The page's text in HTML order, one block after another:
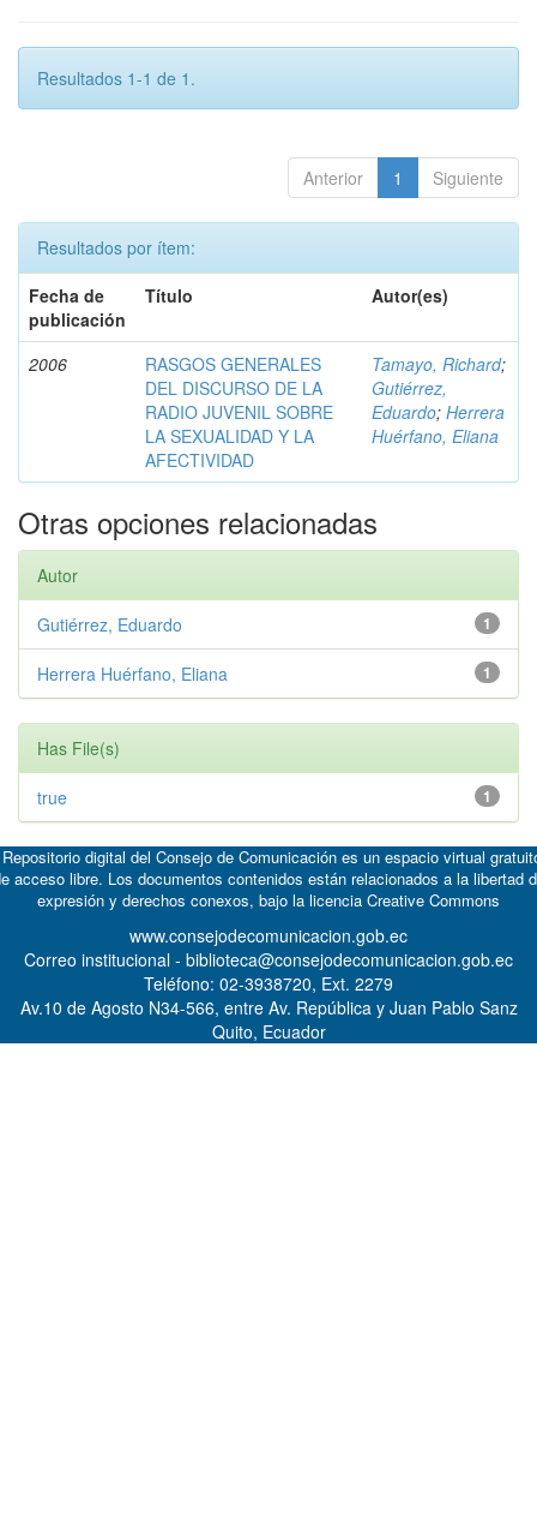
Resultados 1-1 de 1.
Anterior 1 Siguiente
Resultados por ítem:
Fecha de
publicación
Título Autor(es)
2006
RASGOS GENERALES
DEL DISCURSO DE LA
RADIO JUVENIL SOBRE
LA SEXUALIDAD Y LA
AFECTIVIDAD
Tamayo, Richard;
Gutiérrez,
Eduardo; Herrera
Huérfano, Eliana
Otras opciones relacionadas
Autor
1
Gutiérrez, Eduardo
1
Herrera Huérfano, Eliana
Has File(s)
1
true
digital del Consejo de Comunicación es un espacio virtual
acceso libre. Los documentos contenidos están relacionados a la libertad
expresión y derechos conexos, bajo la licencia Creative Commons
www.consejodecomunicacion.gob.ec
Correo institucional - biblioteca@consejodecomunicacion.gob.ec
Teléfono: 02-3938720, Ext. 2279
Av.10 de Agosto N34-566, entre Av. República y Juan Pablo Sanz
Quito, Ecuador